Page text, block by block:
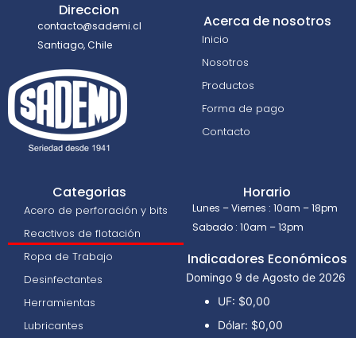
Direccion
contacto@sademi.cl
Santiago, Chile
Acerca de nosotros
Inicio
Nosotros
Productos
Forma de pago
Contacto
Categorias
Acero de perforación y bits
Reactivos de flotación
Ropa de Trabajo
Desinfectantes
Herramientas
Lubricantes
Horario
Lunes – Viernes : 10am – 18pm
Sabado : 10am – 13pm
Indicadores Económicos
Domingo 9 de Agosto de 2026
UF: $0,00
Dólar: $0,00